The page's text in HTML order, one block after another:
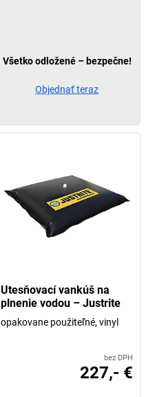
Utesňovací vankúš na
plnenie vodou – Justrite
opakovane použiteľné, vinyl
bez DPH
227,- €
Všetko odložené – bezpečne!
Objednať teraz